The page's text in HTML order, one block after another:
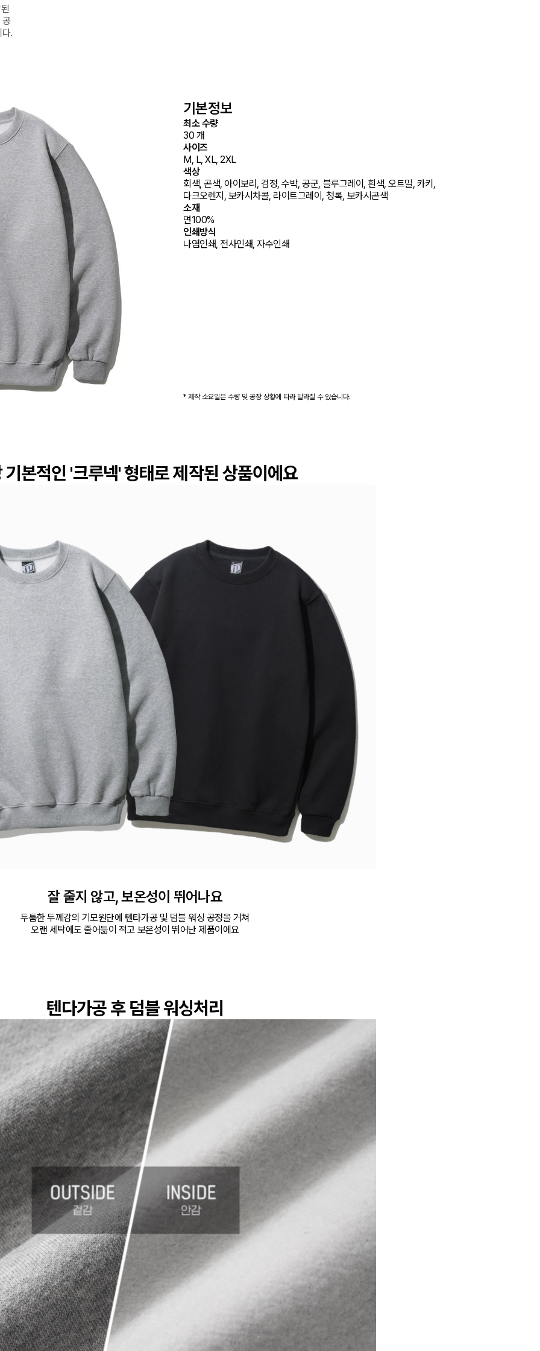
공
.
기본정보
최소 수량
30 개
사이즈
M, L, XL, 2XL
색상
회색, 곤색, 아이보리, 검정, 수박, 공군, 블루그레이, 흰색, 오트밀, 카키,
다크오렌지, 보카시차콜, 라이트그레이, 청록, 보카시곤색
소재
면100%
인쇄방식
나염인쇄, 전사인쇄, 자수인쇄
* 제작 소요일은 수량 및 공장 상황에 따라 달라질 수 있습니다.
기본적인 '크루넥' 형태로 제작된 상품이에요
잘 줄지 않고, 보온성이 뛰어나요
두툼한 두께감의 기모원단에 텐타가공 및 덤블 워싱 공정을 거쳐
오랜 세탁에도 줄어듦이 적고 보온성이 뛰어난 제품이에요
텐다가공 후 덤블 워싱처리